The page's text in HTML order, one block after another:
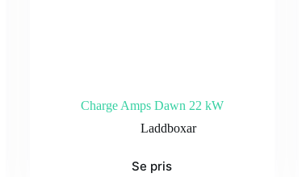
Charge Amps Dawn 22 kW
Laddboxar
Se pris